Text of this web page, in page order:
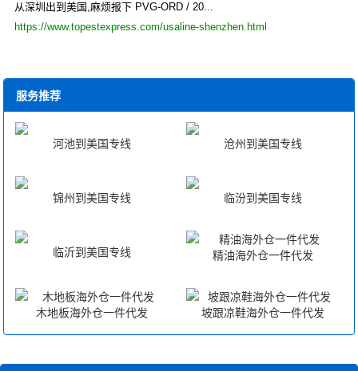
从深圳出到美国,麻烦报下 PVG-ORD / 20...
https://www.topestexpress.com/usaline-shenzhen.html
服务推荐
河池到美国专线 沧州到美国专线
锦州到美国专线 临汾到美国专线
临沂到美国专线 精油海外仓一件代发
木地板海外仓一件代发 坡跟凉鞋海外仓一件代发